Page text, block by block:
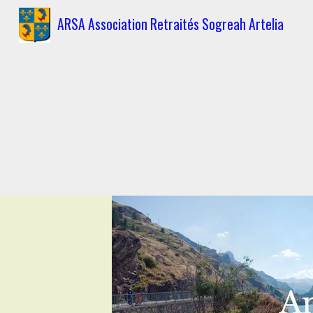
ARSA Association Retraités Sogreah Artelia